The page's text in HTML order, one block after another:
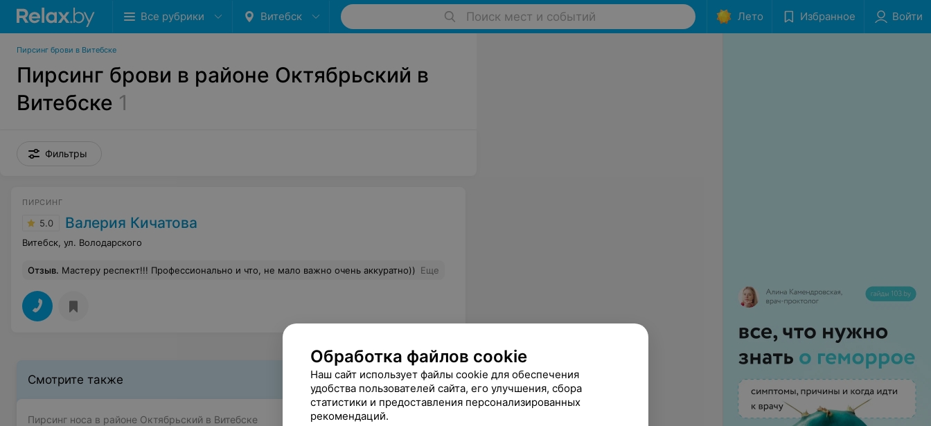
Все рубрики Витебск Поиск мест и событий Лето Избранное Войти
Пирсинг брови в Витебске
Пирсинг брови в районе Октябрьский в
Витебске 1
Фильтры
ПИРСИНГ
5.0 Валерия Кичатова
Витебск, ул. Володарского
Отзыв. Мастеру респект!!! Профессионально и что, не мало важно очень аккуратно)) Еще
Смотрите также
Пирсинг носа в районе Октябрьский в Витебске
Обработка файлов cookie
Наш сайт использует файлы cookie для обеспечения
удобства пользователей сайта, его улучшения, сбора
статистики и предоставления персонализированных
рекомендаций.